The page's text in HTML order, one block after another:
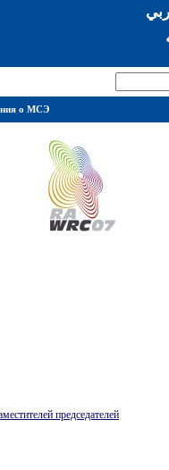
председателей
о МСЭ